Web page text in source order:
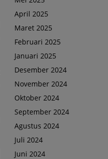
April 2025
Maret 2025
Februari 2025
Januari 2025
Desember 2024
November 2024
Oktober 2024
September 2024
Agustus 2024
Juli 2024
Juni 2024